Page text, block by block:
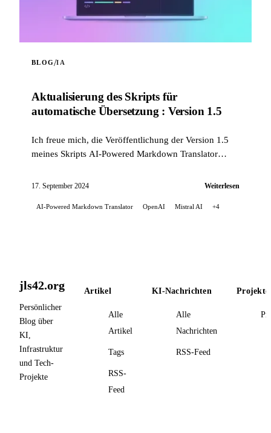
BLOG/IA
Aktualisierung des Skripts für
automatische Übersetzung : Version 1.5
Ich freue mich, die Veröffentlichung der Version 1.5
meines Skripts AI-Powered Markdown Translator
bedeutende Verbesserungen mit sich...
17. September 2024 Weiterlesen
AI-Powered Markdown Translator OpenAI Mistral AI +4
jls42.org
Persönlicher
Blog über
KI,
Infrastruktur
und Tech-
Projekte
Artikel
Alle
Artikel
Tags
RSS-
Feed
KI-Nachrichten
Alle
Nachrichten
RSS-Feed
Projekte